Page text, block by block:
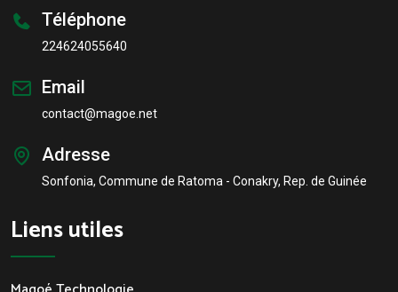
Téléphone
224624055640
Email
contact@magoe.net
Adresse
Sonfonia, Commune de Ratoma - Conakry, Rep. de Guinée
Liens utiles